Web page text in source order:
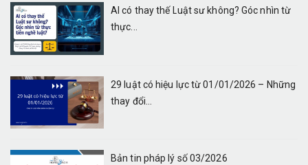
AI có thay thế Luật sư không? Góc nhìn từ
thực...
29 luật có hiệu lực từ 01/01/2026 – Những
thay đổi...
Bản tin pháp lý số 03/2026